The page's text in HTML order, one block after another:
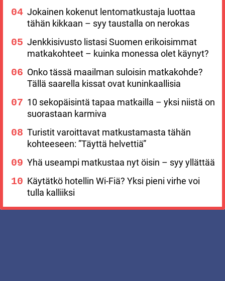
Jokainen kokenut lentomatkustaja luottaa
tähän kikkaan – syy taustalla on nerokas
Jenkkisivusto listasi Suomen erikoisimmat
matkakohteet – kuinka monessa olet käynyt?
Onko tässä maailman suloisin matkakohde?
Tällä saarella kissat ovat kuninkaallisia
10 sekopäisintä tapaa matkailla – yksi niistä on
suorastaan karmiva
Turistit varoittavat matkustamasta tähän
kohteeseen: ”Täyttä helvettiä”
Yhä useampi matkustaa nyt öisin – syy yllättää
Käytätkö hotellin Wi-Fiä? Yksi pieni virhe voi
tulla kalliiksi